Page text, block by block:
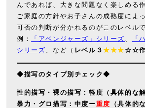
んであれば、大きな問題なく楽しめる
ご家庭の方針やお子さんの成熟度によ
可否の判断が分かれるのがこのレベルで
例：
「アベンジャーズ」シリーズ
「
シリーズ 、など（ レベル３★★★☆☆
◆描写のタイプ別チェック◆
性的描写・裸の描写：軽度（具体的な
暴力・グロ描写：中度ー重度 （具体的